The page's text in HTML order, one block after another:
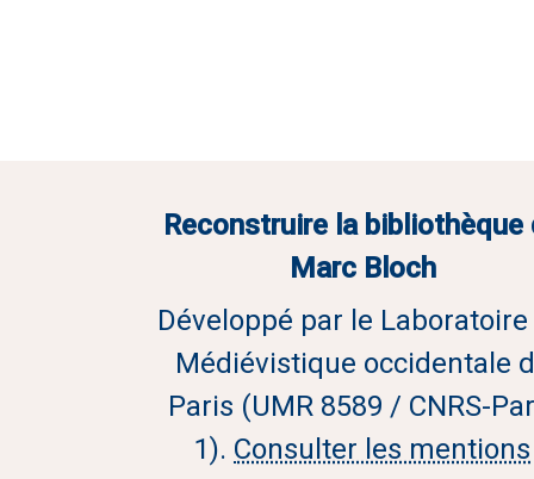
Reconstruire la bibliothèque
Marc Bloch
Développé par le
Médiévistique occidentale
Paris (UMR 8589 / CNRS-
1). Consulter les mentions